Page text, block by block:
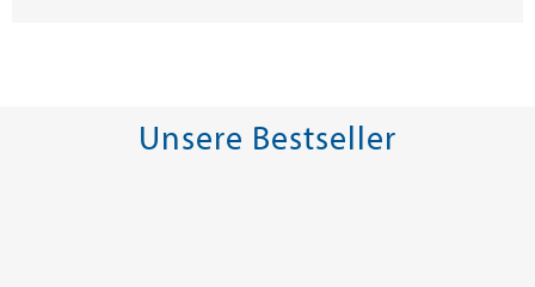
Unsere Bestseller